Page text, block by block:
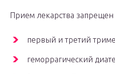
Прием лекарства запрещен
первый и третий
геморрагический